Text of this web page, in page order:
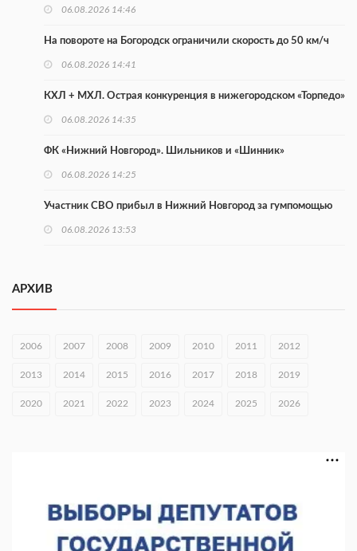
06.08.2026 14:46
На повороте на Богородск ограничили скорость до 50 км/ч
06.08.2026 14:41
КХЛ + МХЛ. Острая конкуренция в нижегородском «Торпедо»
06.08.2026 14:35
ФК «Нижний Новгород». Шильников и «Шинник»
06.08.2026 14:25
Участник СВО прибыл в Нижний Новгород за гумпомощью
06.08.2026 13:53
незаконного сброса отходов
05.08.2026 18:42
АРХИВ
2006 2007 2008 2009 2010 2011 2012
2013 2014 2015 2016 2017 2018 2019
2020 2021 2022 2023 2024 2025 2026